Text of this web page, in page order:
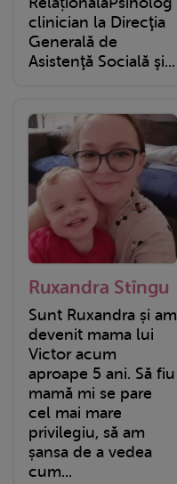
clinician la Direcţia
Generală de
Asistenţă Socială şi...
Ruxandra Stîngu
Sunt Ruxandra și am
devenit mama lui
Victor acum
aproape 5 ani. Să fiu
mamă mi se pare
cel mai mare
privilegiu, să am
șansa de a vedea
cum...